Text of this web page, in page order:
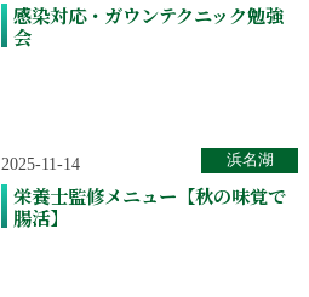
感染対応・ガウンテクニック勉強
会
2025-11-14
栄養士監修メニュー【秋の味覚で
腸活】
浜名湖